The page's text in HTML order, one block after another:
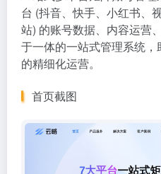
台 (抖音、快手、小红书、
站) 的账号数据、内容运营
于一体的一站式管理系统
的精细化运营。
首页截图